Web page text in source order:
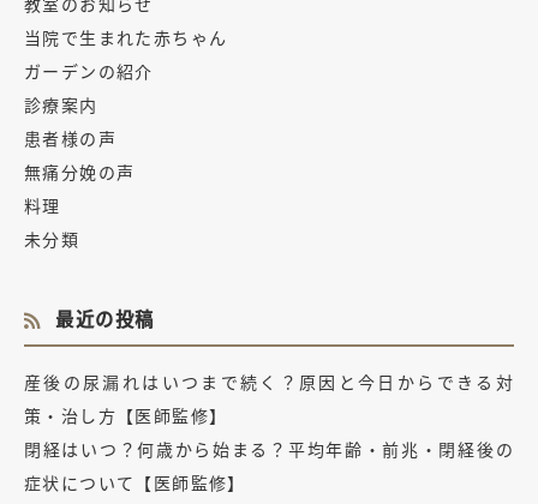
当院で生まれた赤ちゃん
ガーデンの紹介
診療案内
患者様の声
無痛分娩の声
料理
未分類
最近の投稿
産後の尿漏れはいつまで続く？原因と今日からできる対
策・治し方【医師監修】
閉経はいつ？何歳から始まる？平均年齢・前兆・閉経後の
症状について【医師監修】